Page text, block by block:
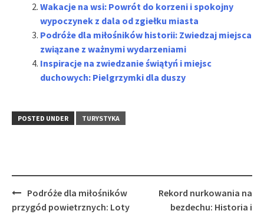
Wakacje na wsi: Powrót do korzeni i spokojny
wypoczynek z dala od zgiełku miasta
Podróże dla miłośników historii: Zwiedzaj miejsca
związane z ważnymi wydarzeniami
Inspiracje na zwiedzanie świątyń i miejsc
duchowych: Pielgrzymki dla duszy
POSTED UNDER TURYSTYKA
Post
navigation
Podróże dla miłośników
przygód powietrznych: Loty
Rekord nurkowania na
bezdechu: Historia i